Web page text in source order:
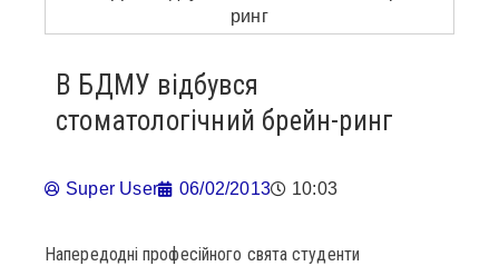
В БДМУ відбувся
стоматологічний брейн-ринг
Super User 06/02/2013 10:03
Напередодні професійного свята студенти